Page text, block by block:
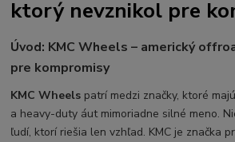
ktorý nevznikol pre
Úvod: KMC Wheels – americký
pre kompromisy
KMC Wheels patrí medzi značky, ktoré
a heavy-duty áut mimoriadne silné meno.
ľudí, ktorí riešia len vzhľad. KMC je značka